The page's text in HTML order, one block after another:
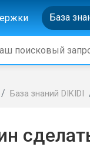
База
База знаний DIKIDI